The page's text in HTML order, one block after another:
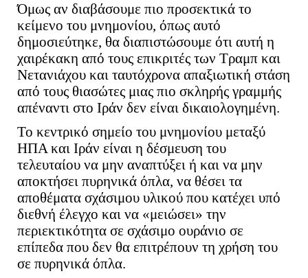
Όμως αν διαβάσουμε πιο προσεκτικά το
κείμενο του μνημονίου, όπως αυτό
δημοσιεύτηκε, θα διαπιστώσουμε ότι αυτή η
χαιρέκακη από τους επικριτές των Τραμπ και
Νετανιάχου και ταυτόχρονα απαξιωτική στάση
από τους θιασώτες μιας πιο σκληρής γραμμής
απέναντι στο Ιράν δεν είναι δικαιολογημένη.
Το κεντρικό σημείο του μνημονίου μεταξύ
ΗΠΑ και Ιράν είναι η δέσμευση του
τελευταίου να μην αναπτύξει ή και να μην
αποκτήσει πυρηνικά όπλα, να θέσει τα
αποθέματα σχάσιμου υλικού που κατέχει υπό
διεθνή έλεγχο και να «μειώσει» την
περιεκτικότητα σε σχάσιμο ουράνιο σε
επίπεδα που δεν θα επιτρέπουν τη χρήση του
σε πυρηνικά όπλα.